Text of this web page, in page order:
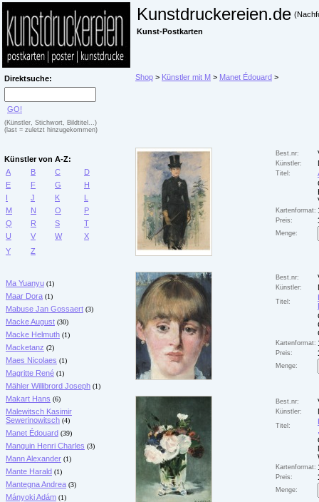
Kunstdruckereien.de
Kunst-Postkarten
Direktsuche:
GO!
(Künstler, Stichwort, Bildtitel...)
(last = zuletzt hinzugekommen)
Künstler von A-Z:
A
B C
D
E
F G
H
I
J K
L
M
N O
P
Q
R S
T
U
V W
X
Y
Z
Ma Yuanyu (1)
Maar Dora (1)
Mabuse Jan Gossaert (3)
Macke August (30)
Macke Helmuth (1)
Macketanz (2)
Maes Nicolaes (1)
Magritte René (1)
Mähler Willibrord Joseph (1)
Makart Hans (6)
Malewitsch Kasimir
Sewerinowitsch (4)
Manet Édouard (39)
Manguin Henri Charles (3)
Mann Alexander (1)
Mante Harald (1)
Mantegna Andrea (3)
Mányoki Adám (1)
Shop > Künstler mit M > Manet Édouard >
Best.nr:
Künstler:
Titel:
Kartenformat:
Preis:
Menge:
Best.nr:
Künstler:
Titel:
Kartenformat:
Preis:
Menge:
Best.nr:
Künstler:
Titel:
Kartenformat:
Preis:
Menge: